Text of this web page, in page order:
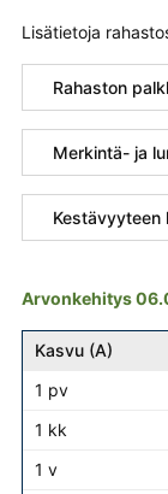
Lisätietoja
Rahaston
Merkintä- ja
Kestävyyteen
Arvonkehitys
Kasvu (A)